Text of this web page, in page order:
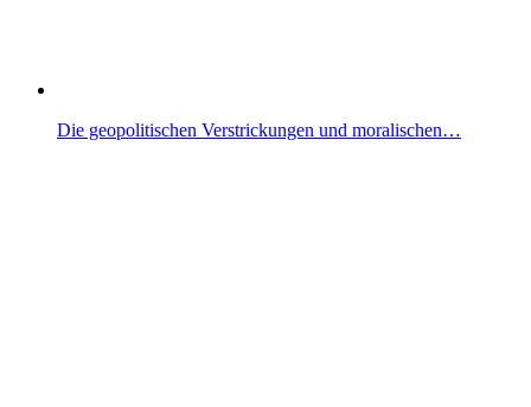
Die geopolitischen Verstrickungen und moralischen…